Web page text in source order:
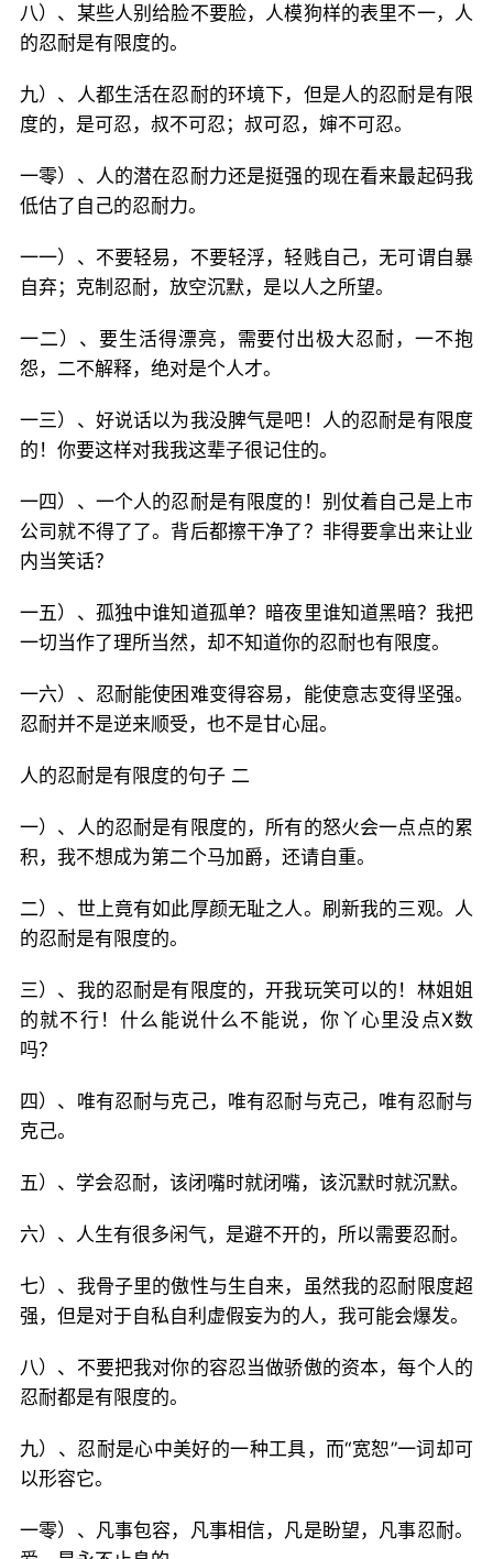
八）、某些人别给脸不要脸，人模狗样的表里不一，人
的忍耐是有限度的。
九）、人都生活在忍耐的环境下，但是人的忍耐是有限
度的，是可忍，叔不可忍；叔可忍，婶不可忍。
一零）、人的潜在忍耐力还是挺强的现在看来最起码我
低估了自己的忍耐力。
一一）、不要轻易，不要轻浮，轻贱自己，无可谓自暴
自弃；克制忍耐，放空沉默，是以人之所望。
一二）、要生活得漂亮，需要付出极大忍耐，一不抱
怨，二不解释，绝对是个人才。
一三）、好说话以为我没脾气是吧！人的忍耐是有限度
的！你要这样对我我这辈子很记住的。
一四）、一个人的忍耐是有限度的！别仗着自己是上市
公司就不得了了。背后都擦干净了？非得要拿出来让业
内当笑话？
一五）、孤独中谁知道孤单？暗夜里谁知道黑暗？我把
一切当作了理所当然，却不知道你的忍耐也有限度。
一六）、忍耐能使困难变得容易，能使意志变得坚强。
忍耐并不是逆来顺受，也不是甘心屈。
人的忍耐是有限度的句子 二
一）、人的忍耐是有限度的，所有的怒火会一点点的累
积，我不想成为第二个马加爵，还请自重。
二）、世上竟有如此厚颜无耻之人。刷新我的三观。人
的忍耐是有限度的。
三）、我的忍耐是有限度的，开我玩笑可以的！林姐姐
的就不行！什么能说什么不能说，你丫心里没点X数
吗？
四）、唯有忍耐与克己，唯有忍耐与克己，唯有忍耐与
克己。
五）、学会忍耐，该闭嘴时就闭嘴，该沉默时就沉默。
六）、人生有很多闲气，是避不开的，所以需要忍耐。
七）、我骨子里的傲性与生自来，虽然我的忍耐限度超
强，但是对于自私自利虚假妄为的人，我可能会爆发。
八）、不要把我对你的容忍当做骄傲的资本，每个人的
忍耐都是有限度的。
九）、忍耐是心中美好的一种工具，而“宽恕”一词却可
以形容它。
一零）、凡事包容，凡事相信，凡是盼望，凡事忍耐。